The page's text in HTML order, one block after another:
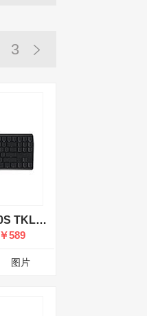
3
CHERRY MX3.0S TKL无光有线键盘 红轴
￥589
图片